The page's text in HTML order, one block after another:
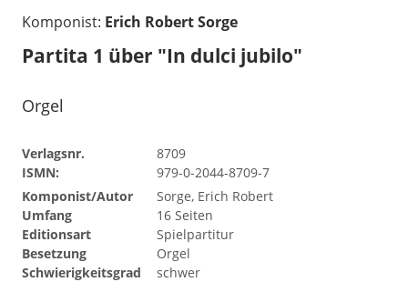
Komponist: Erich Robert Sorge
Partita 1 über "In dulci jubilo"
Orgel
Verlagsnr.
8709
ISMN:
979-0-2044-8709-7
Komponist/Autor
Sorge, Erich Robert
Umfang
16 Seiten
Editionsart
Spielpartitur
Besetzung
Orgel
Schwierigkeitsgrad
schwer